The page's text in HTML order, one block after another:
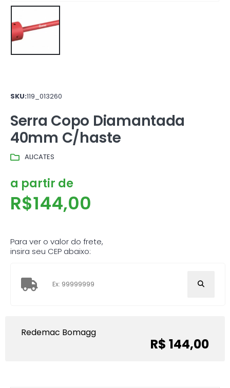
SKU:119_013260
Serra Copo Diamantada
40mm C/haste
ALICATES
a partir de
R$144,00
Para ver o valor do frete,
insira seu CEP abaixo:
Redemac Bomagg
R$ 144,00